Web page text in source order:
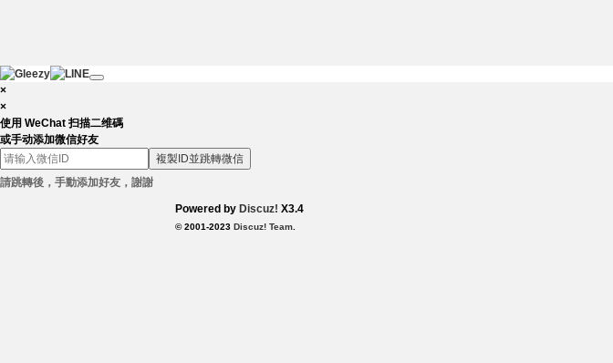
×
×
使用 WeChat 扫描二维碼
或手动添加微信好友
複製ID並跳轉微信
請跳轉後，手動添加好友，謝謝
Powered by Discuz! X3.4
© 2001-2023 Discuz! Team